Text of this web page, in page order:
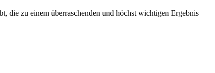
die zu einem überraschenden und höchst wichtigen Ergebnis